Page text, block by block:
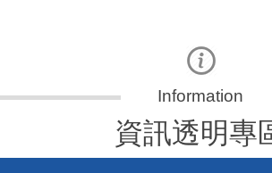
資訊透明專